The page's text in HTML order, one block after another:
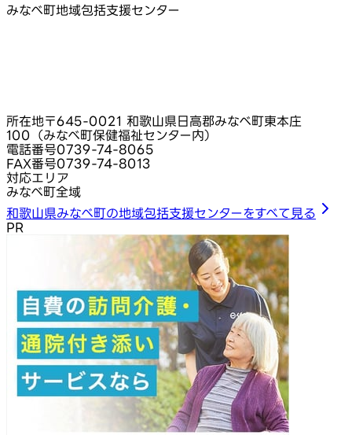
みなべ町地域包括支援センター
所在地〒645-0021 和歌山県日高郡みなべ町東本庄
100（みなべ町保健福祉センター内）
電話番号0739-74-8065
FAX番号0739-74-8013
対応エリア
みなべ町全域
和歌山県みなべ町の地域包括支援センターをすべて見る
PR